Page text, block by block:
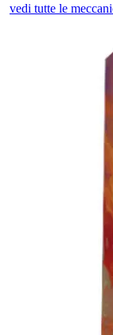
vedi tutte le